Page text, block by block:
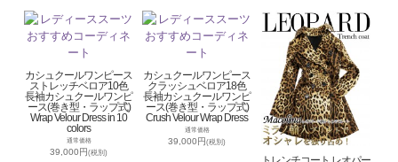
カシュクールワンピース
ストレッチベロア10色
長袖カシュクールワンピ
ース(巻き型・ラップ式)
Wrap Velour Dress in 10
colors
通常価格
39,000円(税別)
カシュクールワンピース
クラッシュベロア18色
長袖カシュクールワンピ
ース(巻き型・ラップ式)
Crush Velour Wrap Dress
通常価格
39,000円(税別)